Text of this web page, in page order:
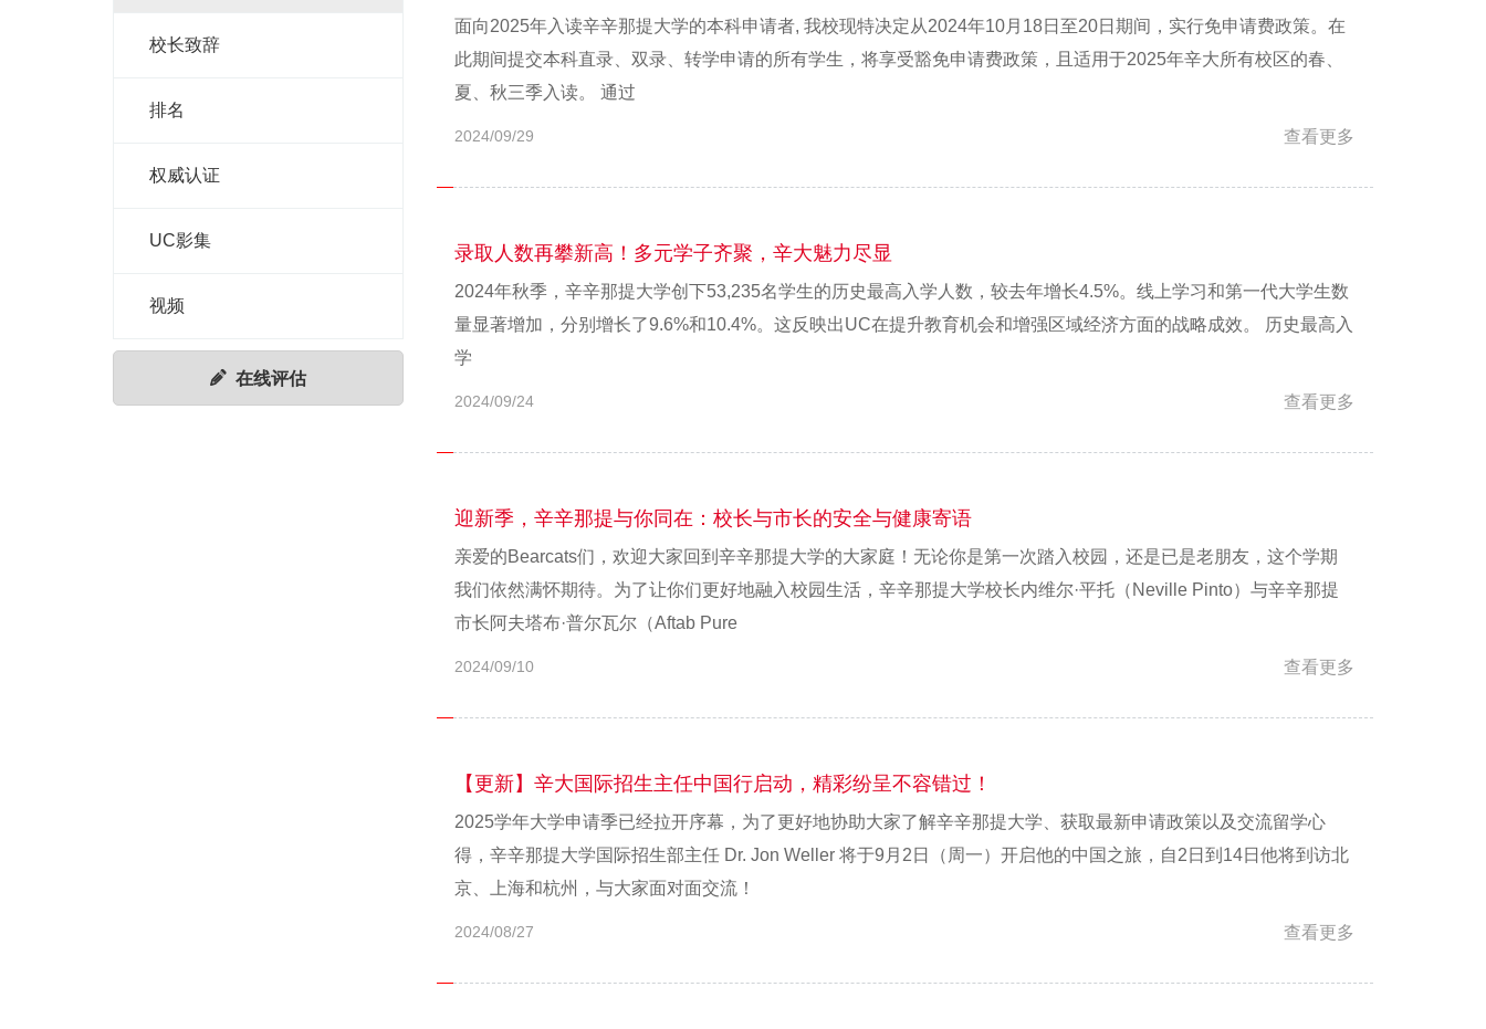
校长致辞
排名
权威认证
UC影集
视频
在线评估
面向2025年入读辛辛那提大学的本科申请者, 我校现特决定从2024年10月18日至20日期间，实行免申请费政策。在
此期间提交本科直录、双录、转学申请的所有学生，将享受豁免申请费政策，且适用于2025年辛大所有校区的春、
夏、秋三季入读。 通过
2024/09/29 查看更多
录取人数再攀新高！多元学子齐聚，辛大魅力尽显
2024年秋季，辛辛那提大学创下53,235名学生的历史最高入学人数，较去年增长4.5%。线上学习和第一代大学生数
量显著增加，分别增长了9.6%和10.4%。这反映出UC在提升教育机会和增强区域经济方面的战略成效。 历史最高入
学
2024/09/24 查看更多
迎新季，辛辛那提与你同在：校长与市长的安全与健康寄语
亲爱的Bearcats们，欢迎大家回到辛辛那提大学的大家庭！无论你是第一次踏入校园，还是已是老朋友，这个学期
我们依然满怀期待。为了让你们更好地融入校园生活，辛辛那提大学校长内维尔·平托（Neville Pinto）与辛辛那提
市长阿夫塔布·普尔瓦尔（Aftab Pure
2024/09/10 查看更多
【更新】辛大国际招生主任中国行启动，精彩纷呈不容错过！
2025学年大学申请季已经拉开序幕，为了更好地协助大家了解辛辛那提大学、获取最新申请政策以及交流留学心
得，辛辛那提大学国际招生部主任 Dr. Jon Weller 将于9月2日（周一）开启他的中国之旅，自2日到14日他将到访北
京、上海和杭州，与大家面对面交流！
2024/08/27 查看更多